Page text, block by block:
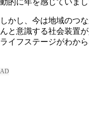
動的に年を感じていまし
しかし、今は地域のつ
んと意識する社会装置
ライフステージがわか